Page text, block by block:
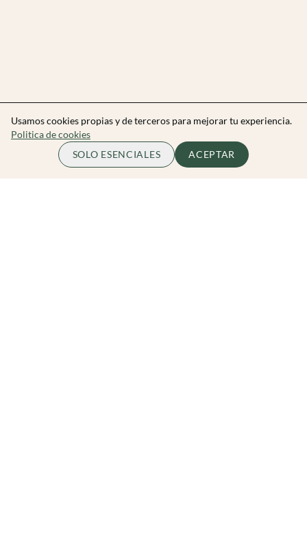
Usamos cookies propias y de terceros para mejorar tu experiencia.
Politica de cookies
SOLO ESENCIALES
ACEPTAR